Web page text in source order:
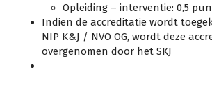
Opleiding – interventie: 0,5
Indien de accreditatie wordt
NIP K&J / NVO OG, wordt deze
overgenomen door het SKJ